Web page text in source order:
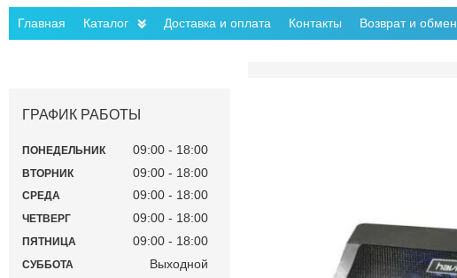
Главная Каталог Доставка и оплата Контакты Возврат и обмен
ГРАФИК РАБОТЫ
ПОНЕДЕЛЬНИК 09:00 18:00
ВТОРНИК 09:00 18:00
СРЕДА 09:00 18:00
ЧЕТВЕРГ 09:00 18:00
ПЯТНИЦА 09:00 18:00
СУББОТА Выходной